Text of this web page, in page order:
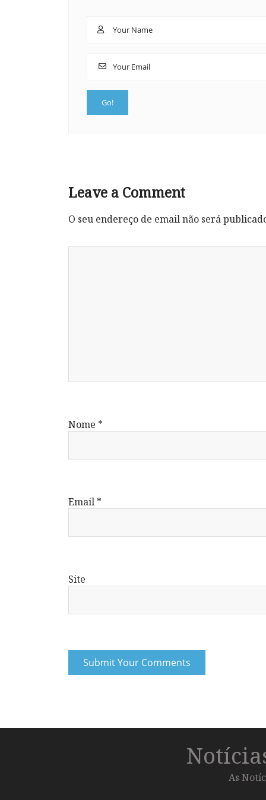
Leave a Comment
O seu endereço de email não será
Nome *
Email *
Site
As